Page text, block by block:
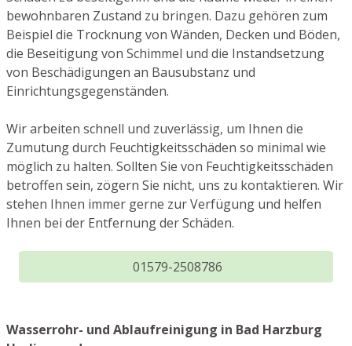
bewohnbaren Zustand zu bringen. Dazu gehören zum
Beispiel die Trocknung von Wänden, Decken und Böden,
die Beseitigung von Schimmel und die Instandsetzung
von Beschädigungen an Bausubstanz und
Einrichtungsgegenständen.
Wir arbeiten schnell und zuverlässig, um Ihnen die
Zumutung durch Feuchtigkeitsschäden so minimal wie
möglich zu halten. Sollten Sie von Feuchtigkeitsschäden
betroffen sein, zögern Sie nicht, uns zu kontaktieren. Wir
stehen Ihnen immer gerne zur Verfügung und helfen
Ihnen bei der Entfernung der Schäden.
01579-2508786
Wasserrohr- und Ablaufreinigung in Bad Harzburg